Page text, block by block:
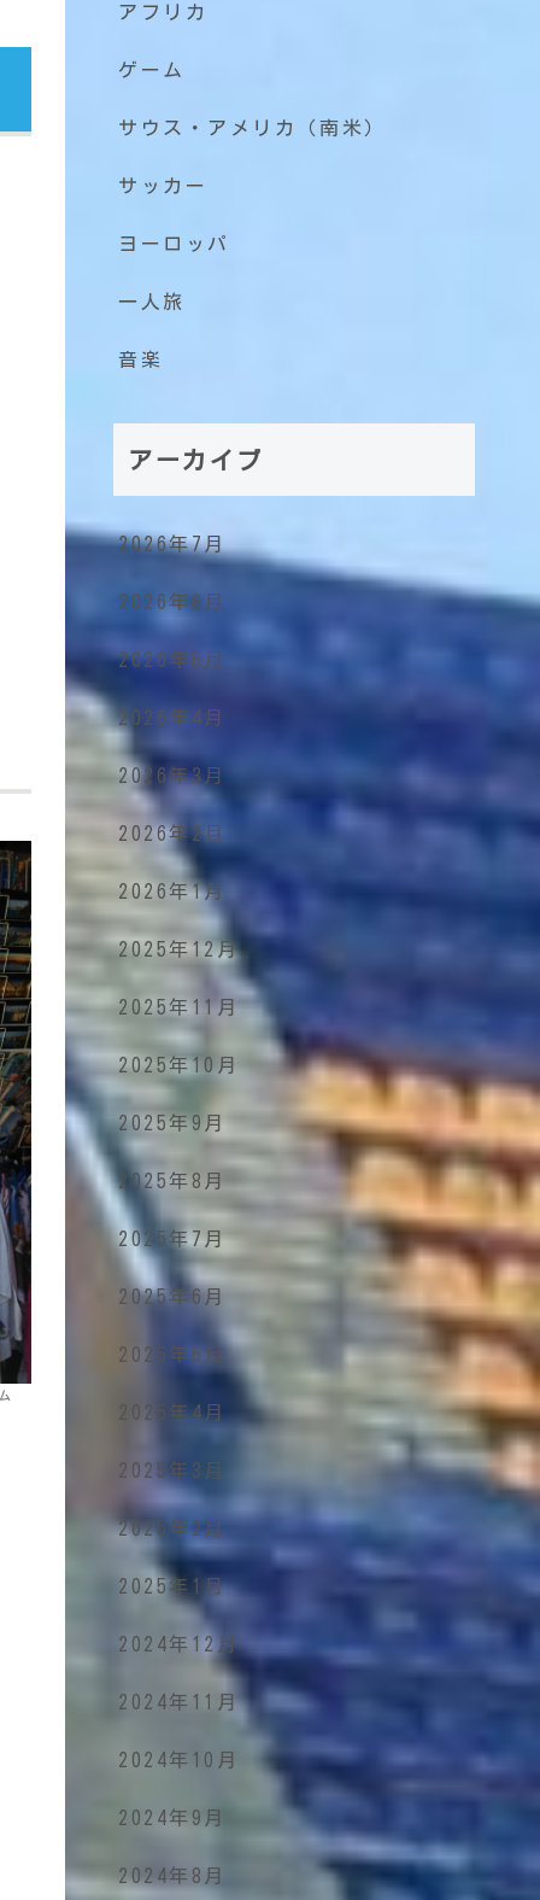
アフリカ
ゲーム
サウス・アメリカ（南米）
サッカー
ヨーロッパ
一人旅
音楽
アーカイブ
2026年7月
2026年6月
2026年5月
2026年4月
2026年3月
2026年2月
2026年1月
2025年12月
2025年11月
2025年10月
2025年9月
2025年8月
2025年7月
2025年6月
2025年5月
2025年4月
2025年3月
2025年2月
2025年1月
2024年12月
2024年11月
2024年10月
2024年9月
2024年8月